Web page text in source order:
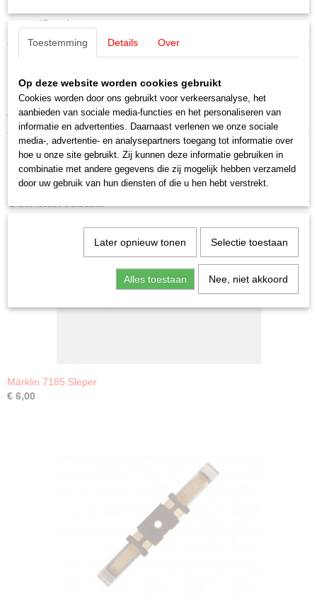
Specificaties
Productcode leverancier
Schaal
H0 (1:87)
Staat
Nieuw
Omschrijving
Märklin E756100 schroef M2x4,6
voor een sleper
Ook interessant
Märklin 7185 Sleper
€ 6,00
Toestemming Details Over
Op deze website worden cookies gebruikt
Cookies worden door ons gebruikt voor verkeersanalyse, het
aanbieden van sociale media-functies en het personaliseren van
informatie en advertenties. Daarnaast verlenen we onze sociale
media-, advertentie- en analysepartners toegang tot informatie over
hoe u onze site gebruikt. Zij kunnen deze informatie gebruiken in
combinatie met andere gegevens die zij mogelijk hebben verzameld
door uw gebruik van hun diensten of die u hen hebt verstrekt.
Later opnieuw tonen Selectie toestaan
Alles toestaan Nee, niet akkoord